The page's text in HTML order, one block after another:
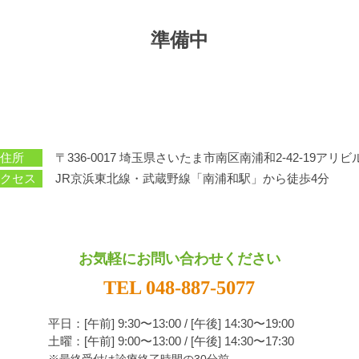
準備中
住所 〒336-0017 埼⽟県さいたま市南区南浦和2-42-19アリビ
セス
JR京浜東北線・武蔵野線「南浦和駅」から徒歩4分
お気軽にお問い合わせください
TEL 048-887-5077
平⽇：[午前] 9:30〜13:00 / [午後] 14:30〜19:00
土曜：[午前] 9:00〜13:00 / [午後] 14:30〜17:30